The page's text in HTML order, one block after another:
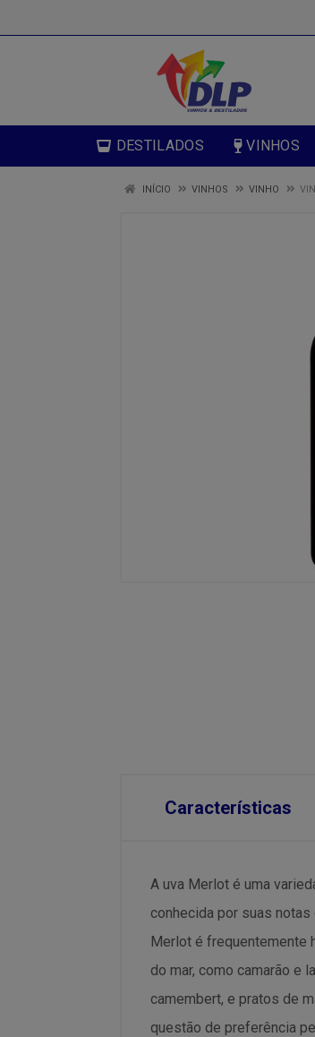
DESTILADOS VINHOS
INÍCIO VINHOS VINHO
Características
A uva Merlot é uma
conhecida por suas notas
Merlot é frequentemente
do mar, como camarão e
camembert, e pratos de
questão de preferência